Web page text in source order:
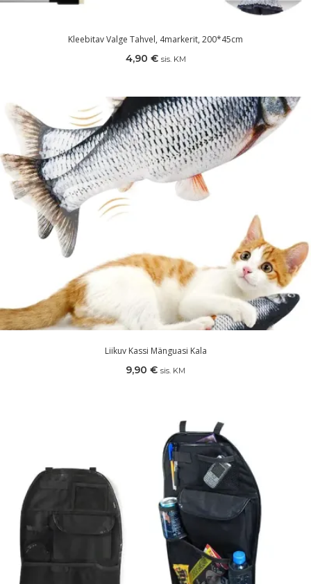
Kleebitav Valge Tahvel, 4markerit, 200*45cm
4,90 € sis. KM
Liikuv Kassi Mänguasi Kala
9,90 € sis. KM